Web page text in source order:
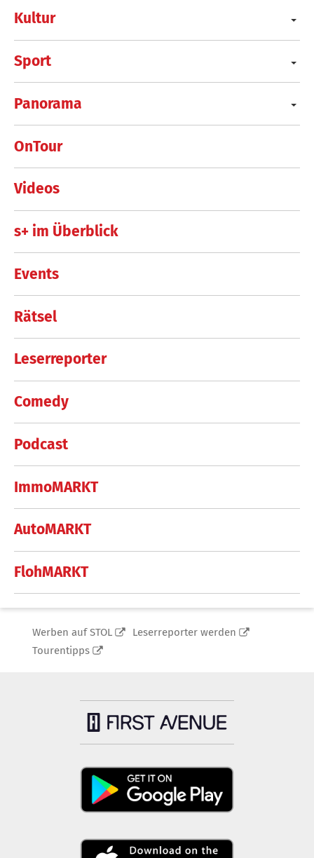
Kultur
Sport
Panorama
OnTour
Videos
s+ im Überblick
Events
Rätsel
Leserreporter
Comedy
Podcast
ImmoMARKT
AutoMARKT
FlohMARKT
Werben auf STOL
Leserreporter werden
Tourentipps